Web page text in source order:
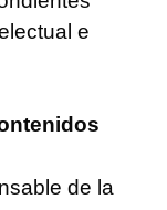
e
de la